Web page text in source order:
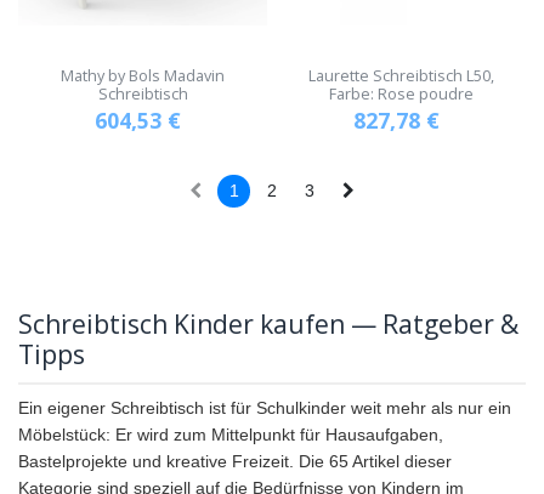
Mathy by Bols Madavin
Schreibtisch
604,53 €
Laurette Schreibtisch L50,
Farbe: Rose poudre
827,78 €
1 2 3
Schreibtisch Kinder kaufen — Ratgeber &
Tipps
Ein eigener Schreibtisch ist für Schulkinder weit mehr als nur ein
Möbelstück: Er wird zum Mittelpunkt für Hausaufgaben,
Bastelprojekte und kreative Freizeit. Die 65 Artikel dieser
Kategorie sind speziell auf die Bedürfnisse von Kindern im